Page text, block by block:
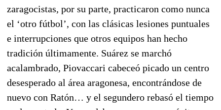
zaragocistas, por su parte, practicaron como nunca
el ‘otro fútbol’, con las clásicas lesiones puntuales
e interrupciones que otros equipos han hecho
tradición últimamente. Suárez se marchó
acalambrado, Piovaccari cabeceó picado un centro
desesperado al área aragonesa, encontrándose de
nuevo con Ratón… y el segundero rebasó el tiempo